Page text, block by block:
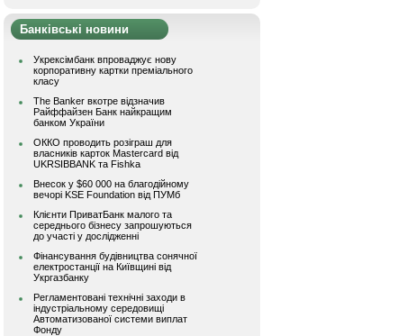
Банківські новини
Укрексімбанк впроваджує нову
корпоративну картки преміального
класу
The Banker вкотре відзначив
Райффайзен Банк найкращим
банком України
ОККО проводить розіграш для
власників карток Mastercard від
UKRSIBBANK та Fishka
Внесок у $60 000 на благодійному
вечорі KSE Foundation від ПУМб
Клієнти ПриватБанк малого та
середнього бізнесу запрошуються
до участі у дослідженні
Фінансування будівництва сонячної
електростанції на Київщині від
Укргазбанку
Регламентовані технічні заходи в
індустріальному середовищі
Автоматизованої системи виплат
Фонду